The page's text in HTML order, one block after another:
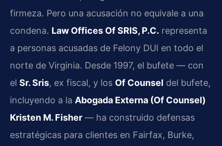
firmeza. Pero una acusación no equivale a una
condena. Law Offices Of SRIS, P.C. representa
a personas acusadas de Felony DUI en todo el
norte de Virginia. Desde 1997, el bufete — con
el Sr. Sris, ex fiscal, y los Of Counsel del bufete,
incluyendo a la Abogada Externa (Of Counsel)
Kristen M. Fisher — ha construido defensas
estratégicas para clientes en Fairfax, Burke,